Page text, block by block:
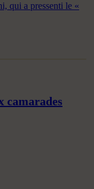
qui a pressenti le «
camarades